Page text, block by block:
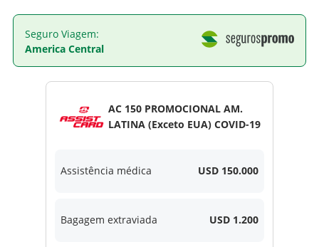
Seguro Viagem:
America Central
AC 150 PROMOCIONAL AM.
LATINA (Exceto EUA) COVID-19
Assistência médica USD 150.000
Bagagem extraviada USD 1.200